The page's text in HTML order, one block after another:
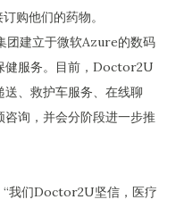
购他们的药物。
建立于微软Azure的数码
健服务。目前，Doctor2U
、救护车服务、在线聊
询，并会分阶段进一步推
我们Doctor2U坚信，医疗